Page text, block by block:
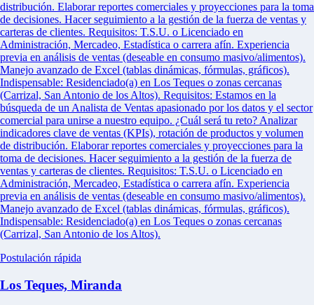
distribución. Elaborar reportes comerciales y proyecciones para la toma
de decisiones. Hacer seguimiento a la gestión de la fuerza de ventas y
carteras de clientes. Requisitos: T.S.U. o Licenciado en
Administración, Mercadeo, Estadística o carrera afín. Experiencia
previa en análisis de ventas (deseable en consumo masivo/alimentos).
Manejo avanzado de Excel (tablas dinámicas, fórmulas, gráficos).
Indispensable: Residenciado(a) en Los Teques o zonas cercanas
(Carrizal, San Antonio de los Altos). Requisitos: Estamos en la
búsqueda de un Analista de Ventas apasionado por los datos y el sector
comercial para unirse a nuestro equipo. ¿Cuál será tu reto? Analizar
indicadores clave de ventas (KPIs), rotación de productos y volumen
de distribución. Elaborar reportes comerciales y proyecciones para la
toma de decisiones. Hacer seguimiento a la gestión de la fuerza de
ventas y carteras de clientes. Requisitos: T.S.U. o Licenciado en
Administración, Mercadeo, Estadística o carrera afín. Experiencia
previa en análisis de ventas (deseable en consumo masivo/alimentos).
Manejo avanzado de Excel (tablas dinámicas, fórmulas, gráficos).
Indispensable: Residenciado(a) en Los Teques o zonas cercanas
(Carrizal, San Antonio de los Altos).
Postulación rápida
Los Teques, Miranda